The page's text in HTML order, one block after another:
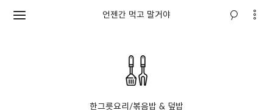
언젠간 먹고 말거야
한그릇요리/볶음밥 & 덮밥